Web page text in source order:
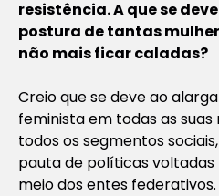
resistência. A que se
postura de tantas
não mais ficar caladas?
Creio que se deve ao
feminista em todas as
todos os segmentos
pauta de políticas
meio dos entes federativos.